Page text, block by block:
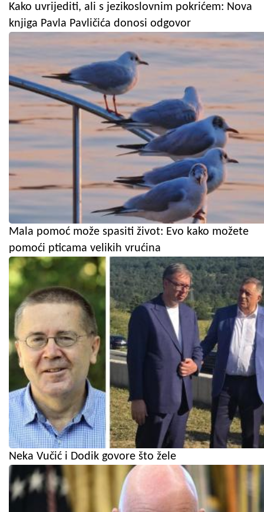
Kako uvrijediti, ali s jezikoslovnim pokrićem: Nova
knjiga Pavla Pavličića donosi odgovor
Mala pomoć može spasiti život: Evo kako možete
pomoći pticama velikih vrućina
Neka Vučić i Dodik govore što žele